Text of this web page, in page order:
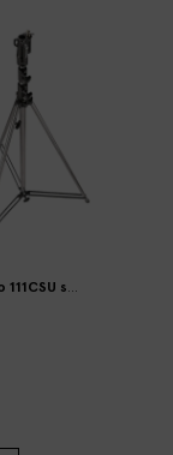
stand (max